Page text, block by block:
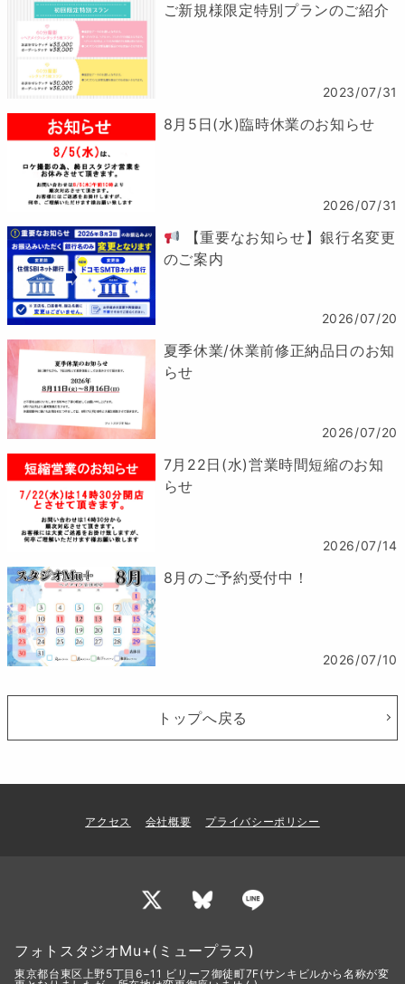
ご新規様限定特別プランのご紹介
2023/07/31
8月5日(水)臨時休業のお知らせ
2026/07/31
【重要なお知らせ】銀行名変更
のご案内
2026/07/20
夏季休業/休業前修正納品日のお知
らせ
2026/07/20
7月22日(水)営業時間短縮のお知
らせ
2026/07/14
8月のご予約受付中！
2026/07/10
トップへ戻る
アクセス 会社概要 プライバシーポリシー
フォトスタジオMu+(ミュープラス)
東京都台東区上野5丁目6−11 ビリーフ御徒町7F(サンキビルから名称が変